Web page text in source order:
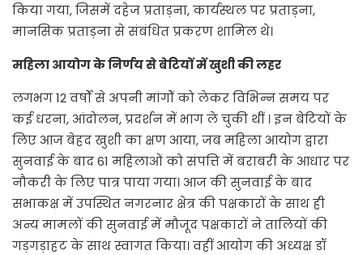
किया गया, जिसमें दहेज प्रताड़ना, कार्यस्थल पर प्रताड़ना,
मानसिक प्रताड़ना से संबंधित प्रकरण शामिल थे।
महिला आयोग के निर्णय से बेटियों में खुशी की लहर
लगभग 12 वर्षों से अपनी मांगोें को लेकर विभिन्न समय पर
कई धरना, आंदोलन, प्रदर्शन में भाग ले चुकी थीं । इन बेटियों के
लिए आज बेहद खुशी का क्षण आया, जब महिला आयोग द्वारा
सुनवाई के बाद 61 महिलाओं को संपत्ति में बराबरी के आधार पर
नौकरी के लिए पात्र पाया गया। आज की सुनवाई के बाद
सभाकक्ष में उपस्थित नगरनार क्षेत्र की पक्षकारों के साथ ही
अन्य मामलों की सुनवाई में मौजूद पक्षकारों ने तालियों की
गड़गड़ाहट के साथ स्वागत किया। वहीं आयोग की अध्यक्ष डॉ